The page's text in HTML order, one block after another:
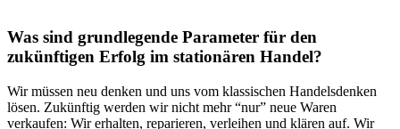
Was sind grundlegende Parameter für den
zukünftigen Erfolg im stationären Handel?
Wir müssen neu denken und uns vom klassischen Handelsdenken
lösen. Zukünftig werden wir nicht mehr “nur” neue Waren
verkaufen: Wir erhalten, reparieren, verleihen und klären auf. Wir